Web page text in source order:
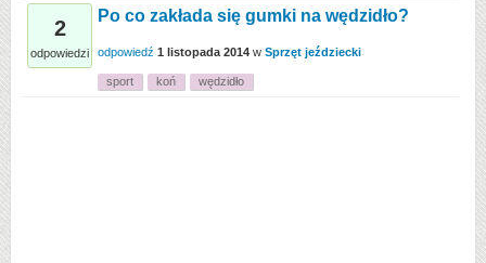
2
odpowiedzi
Po co zakłada się gumki na wędzidło?
odpowiedź 1 listopada 2014 w Sprzęt jeździecki
sport koń wędzidło